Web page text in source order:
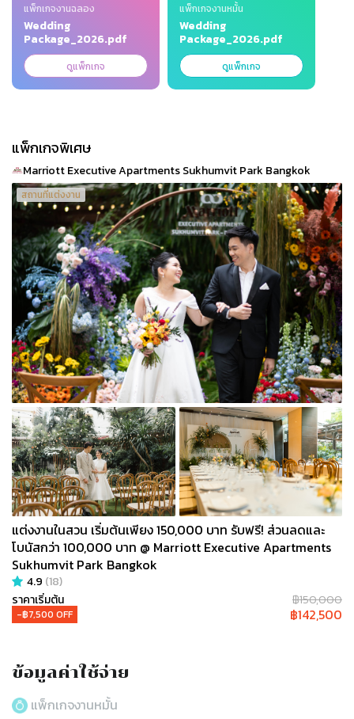
แพ็กเกจงานฉลอง
Wedding
Package_2026.pdf
ดูแพ็กเกจ
แพ็กเกจงานหมั้น
Wedding
Package_2026.pdf
ดูแพ็กเกจ
แพ็กเกจพิเศษ
Marriott Executive Apartments Sukhumvit Park Bangkok
สถานที่แต่งงาน
แต่งงานในสวน เริ่มต้นเพียง 150,000 บาท รับฟรี! ส่วนลดและ
โบนัสกว่า 100,000 บาท @ Marriott Executive Apartments
Sukhumvit Park Bangkok
4.9 (18)
ราคาเริ่มต้น
฿150,000
-฿7,500 OFF ฿142,500
ข้อมูลค่าใช้จ่าย
แพ็กเกจงานหมั้น